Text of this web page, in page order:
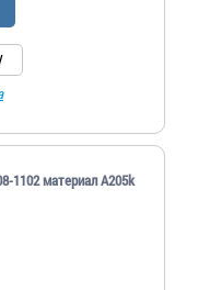
1102 материал A205k